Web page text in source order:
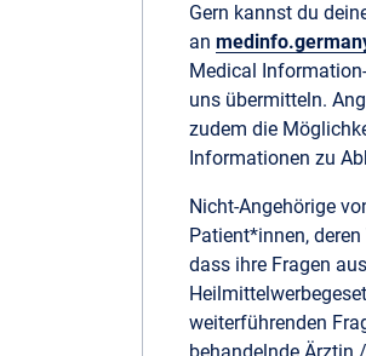
Gern kannst du
an
Medical
uns übermitteln.
zudem die
Informationen zu
Nicht-Angehörige
Patient*innen,
dass ihre Fragen
weiterführenden